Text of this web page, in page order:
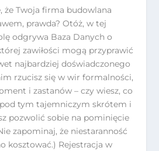
że Twoja firma budowlana
prawda? Otóż, w tej
odgrywa Baza Danych o
zawiłości mogą przyprawić
najbardziej doświadczonego
rzucisz się w wir formalności,
i zastanów – czy wiesz, co
pod tym tajemniczym skrótem i
pozwolić sobie na pominięcie
zapominaj, że niestaranność
kosztować.) Rejestracja w